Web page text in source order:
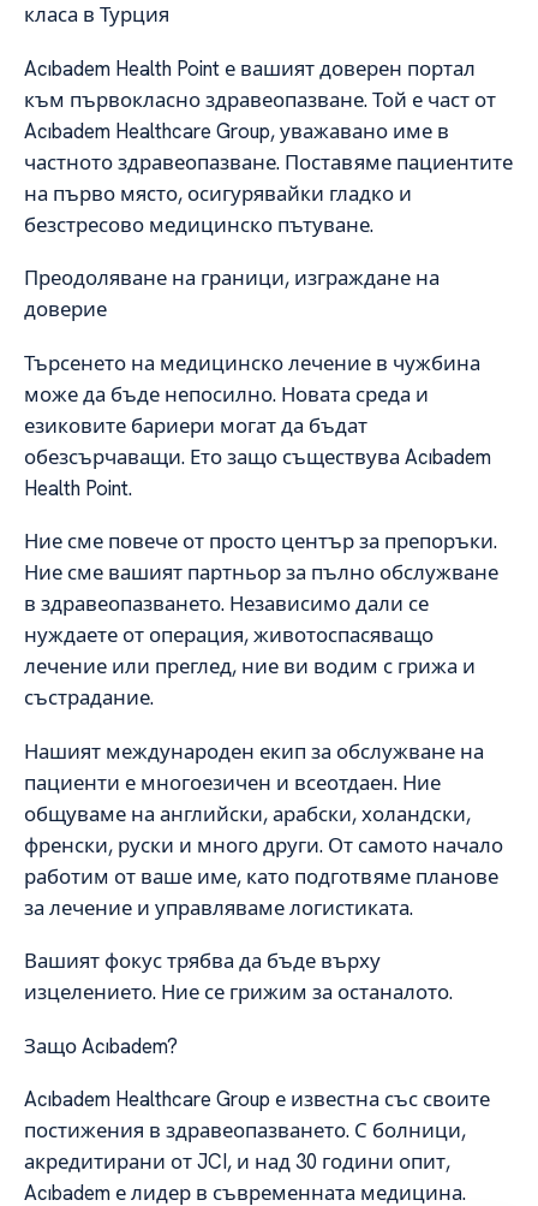
класа в Турция
Acıbadem Health Point е вашият доверен портал
към първокласно здравеопазване. Той е част от
Acıbadem Healthcare Group, уважавано име в
частното здравеопазване. Поставяме пациентите
на първо място, осигурявайки гладко и
безстресово медицинско пътуване.
Преодоляване на граници, изграждане на
доверие
Търсенето на медицинско лечение в чужбина
може да бъде непосилно. Новата среда и
езиковите бариери могат да бъдат
обезсърчаващи. Ето защо съществува Acıbadem
Health Point.
Ние сме повече от просто център за препоръки.
Ние сме вашият партньор за пълно обслужване
в здравеопазването. Независимо дали се
нуждаете от операция, животоспасяващо
лечение или преглед, ние ви водим с грижа и
състрадание.
Нашият международен екип за обслужване на
пациенти е многоезичен и всеотдаен. Ние
общуваме на английски, арабски, холандски,
френски, руски и много други. От самото начало
работим от ваше име, като подготвяме планове
за лечение и управляваме логистиката.
Вашият фокус трябва да бъде върху
изцелението. Ние се грижим за останалото.
Защо Acıbadem?
Acıbadem Healthcare Group е известна със своите
постижения в здравеопазването. С болници,
акредитирани от JCI, и над 30 години опит,
Acıbadem е лидер в съвременната медицина.